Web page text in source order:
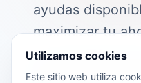
ayudas
maximizar tu
📖 Contenido de
Utilizamos cookies
Este sitio web utiliza